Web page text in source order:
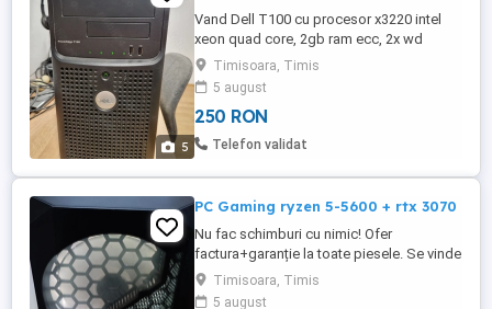
5
Vand Dell T100 cu procesor x3220 intel
xeon quad core, 2gb ram ecc, 2x wd
500gb hdd , sas, sursa Seasonic, dvdrw.
Detalii in pozele anuntului. Nu trimit in tara.
Timisoara, Timis
5 august
250 RON
Telefon validat
PC Gaming ryzen 5-5600 + rtx 3070
Nu fac schimburi cu nimic! Ofer
factura+garanție la toate piesele. Se vinde
pentru că nu mai am timp pentru jocuri.
Placa de baza Gigabyte B550 GAMING X
Timisoara, Timis
5 august